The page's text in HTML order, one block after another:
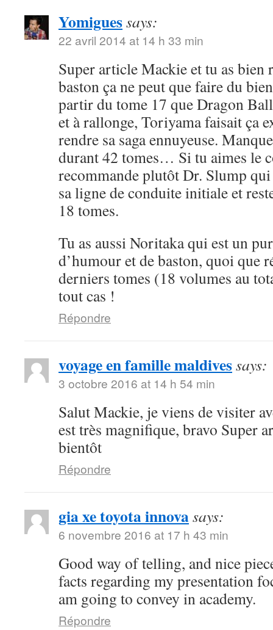
Yomiguessays:
22 avril 2014 at 14 h 33 min
Super article Mackie et tu as bien
baston ça ne peut que faire du
partir du tome 17 que Dragon
et à rallonge, Toriyama faisait ça
rendre sa saga ennuyeuse.
durant 42 tomes… Si tu aimes le
recommande plutôt Dr. Slump qui
sa ligne de conduite initiale et
18 tomes.
Tu as aussi Noritaka qui est un
d’humour et de baston, quoi que
derniers tomes (18 volumes au
tout cas !
Répondre
voyage en famille maldivessays:
3 octobre 2016 at 14 h 54 min
Salut Mackie, je viens de visiter
est très magnifique, bravo Super
bientôt
Répondre
gia xe toyota innovasays:
6 novembre 2016 at 17 h 43 min
Good way of telling, and nice
facts regarding my presentation
am going to convey in academy.
Répondre